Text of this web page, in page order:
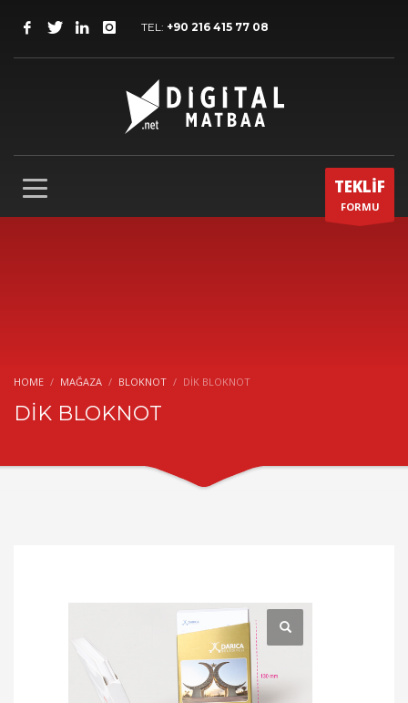
TEL: +90 216 415 77 08
TEKLİF
FORMU
HOME MAĞAZA BLOKNOT DİK BLOKNOT
DİK BLOKNOT